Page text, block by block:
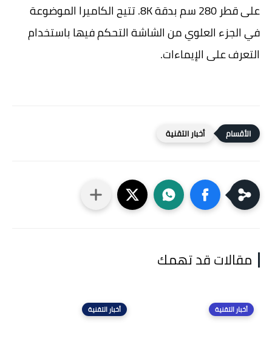
على قطر 280 سم بدقة 8K. تتيح الكاميرا الموضوعة
في الجزء العلوي من الشاشة التحكم فيها باستخدام
التعرف على الإيماءات.
أخبار التقنية
مقالات قد تهمك
أخبار التقنية أخبار التقنية